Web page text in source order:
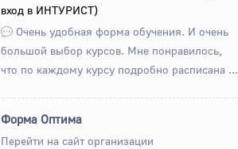
вход в ИНТУРИСТ)
Очень удобная форма обучения. И очень
большой выбор курсов. Мне понравилось,
что по каждому курсу подробно расписана ...
Форма Оптима
Перейти на сайт организации